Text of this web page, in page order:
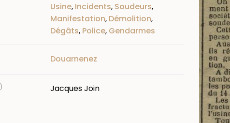
Usine, Incidents, Soudeurs,
Manifestation, Démolition,
Dégâts, Police, Gendarmes
Douarnenez
Jacques Join